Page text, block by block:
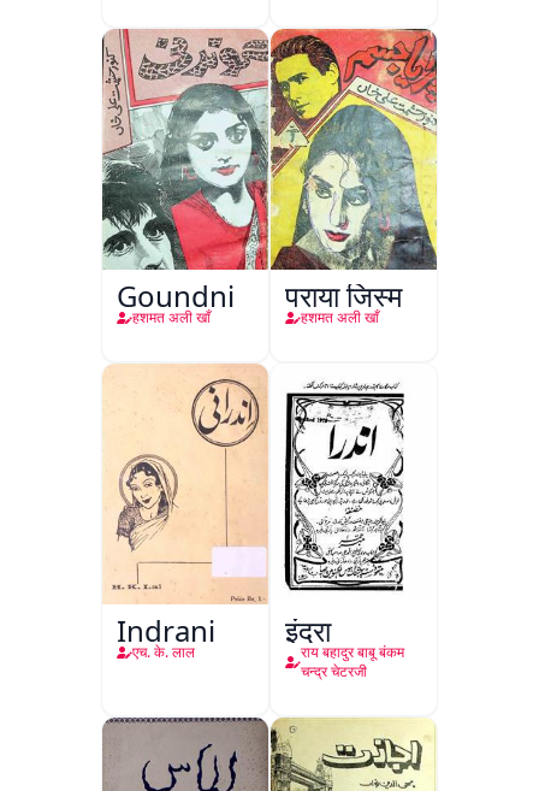
Goundni
हशमत अली खाँ
पराया जिस्म
हशमत अली खाँ
Indrani
एच. के. लाल
इंद्रा
राय बहादुर बाबू बंकम
चन्द्र चेटरजी